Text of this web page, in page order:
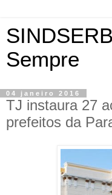
Sempre
04 janeiro 2016
TJ instaura 27
prefeitos da